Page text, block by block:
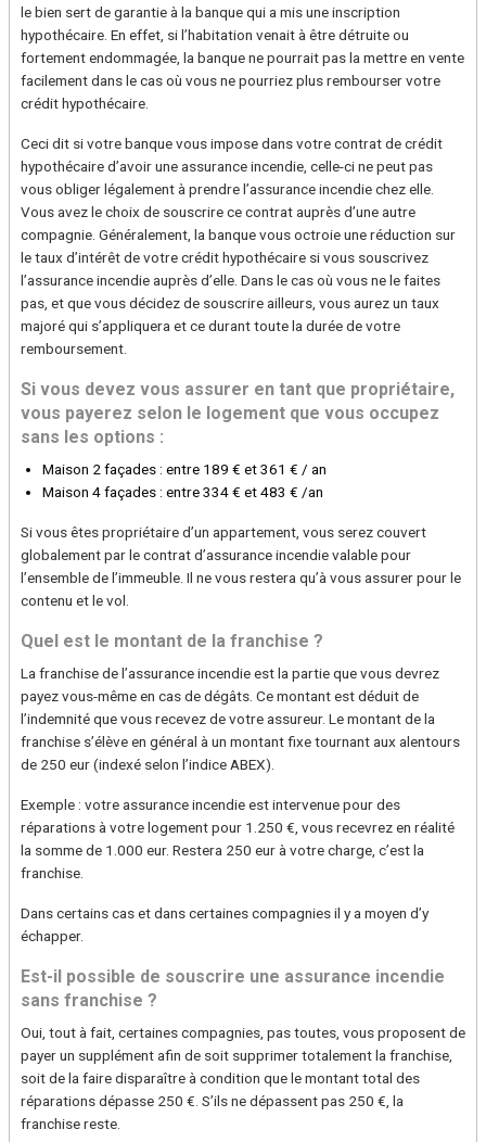
le bien sert de garantie à la banque qui a mis une inscription
hypothécaire. En effet, si l’habitation venait à être détruite ou
fortement endommagée, la banque ne pourrait pas la mettre en vente
facilement dans le cas où vous ne pourriez plus rembourser votre
crédit hypothécaire.
Ceci dit si votre banque vous impose dans votre contrat de crédit
hypothécaire d’avoir une assurance incendie, celle-ci ne peut pas
vous obliger légalement à prendre l’assurance incendie chez elle.
Vous avez le choix de souscrire ce contrat auprès d’une autre
compagnie. Généralement, la banque vous octroie une réduction sur
le taux d’intérêt de votre crédit hypothécaire si vous souscrivez
l’assurance incendie auprès d’elle. Dans le cas où vous ne le faites
pas, et que vous décidez de souscrire ailleurs, vous aurez un taux
majoré qui s’appliquera et ce durant toute la durée de votre
remboursement.
Si vous devez vous assurer en tant que propriétaire,
vous payerez selon le logement que vous occupez
sans les options :
Maison 2 façades : entre 189 € et 361 € / an
Maison 4 façades : entre 334 € et 483 € /an
Si vous êtes propriétaire d’un appartement, vous serez couvert
globalement par le contrat d’assurance incendie valable pour
l’ensemble de l’immeuble. Il ne vous restera qu’à vous assurer pour le
contenu et le vol.
Quel est le montant de la franchise ?
La franchise de l’assurance incendie est la partie que vous devrez
payez vous-même en cas de dégâts. Ce montant est déduit de
l’indemnité que vous recevez de votre assureur. Le montant de la
franchise s’élève en général à un montant fixe tournant aux alentours
de 250 eur (indexé selon l’indice ABEX).
Exemple : votre assurance incendie est intervenue pour des
réparations à votre logement pour 1.250 €, vous recevrez en réalité
la somme de 1.000 eur. Restera 250 eur à votre charge, c’est la
franchise.
Dans certains cas et dans certaines compagnies il y a moyen d’y
échapper.
Est-il possible de souscrire une assurance incendie
sans franchise ?
Oui, tout à fait, certaines compagnies, pas toutes, vous proposent de
payer un supplément afin de soit supprimer totalement la franchise,
soit de la faire disparaître à condition que le montant total des
réparations dépasse 250 €. S’ils ne dépassent pas 250 €, la
franchise reste.